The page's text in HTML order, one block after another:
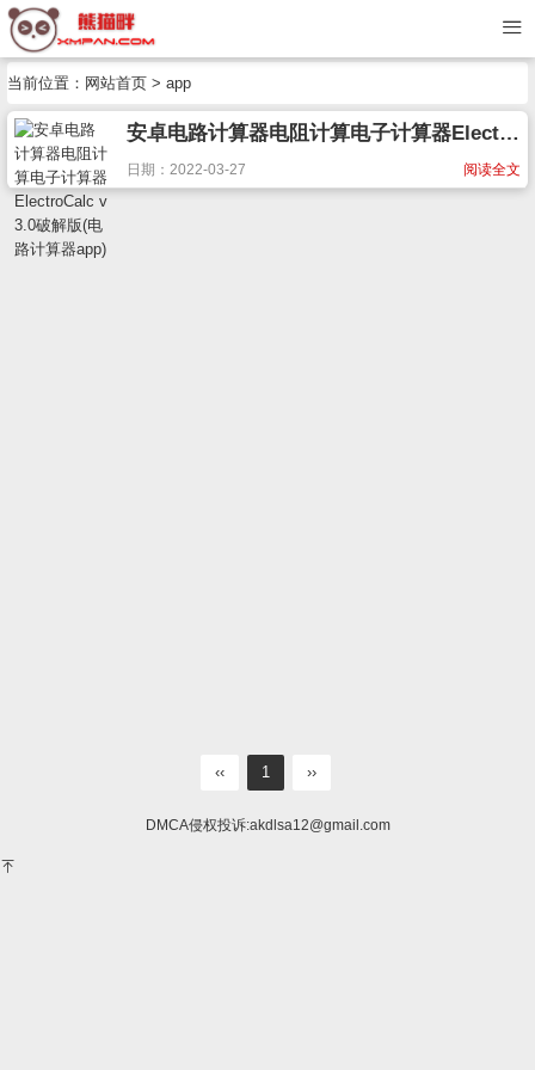
当前位置： 网站首页 > app
安卓电路计算器电阻计算电子计算器ElectroCalc v3.0破解版(电路计算器app)
阅读全文
日期：2022-03-27
‹‹ 1 ››
DMCA侵权投诉:akdlsa12@gmail.com